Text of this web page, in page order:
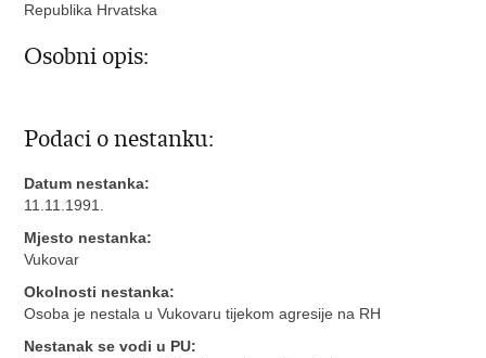
Republika Hrvatska
Osobni opis:
Podaci o nestanku:
Datum nestanka:
11.11.1991.
Mjesto nestanka:
Vukovar
Okolnosti nestanka:
Osoba je nestala u Vukovaru tijekom agresije na RH
Nestanak se vodi u PU: